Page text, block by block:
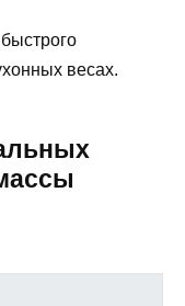
весах.